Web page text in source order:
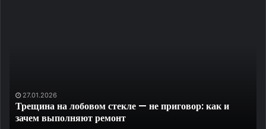
как
зачем
27.01.2026
Трещина на лобовом стекле — не приговор: как и
зачем выполняют ремонт